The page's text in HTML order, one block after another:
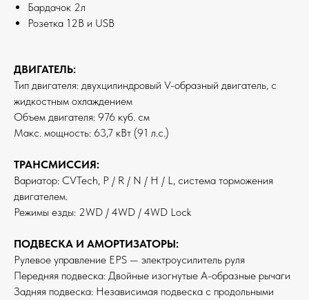
Бардачок 2л
Розетка 12В и USB
ДВИГАТЕЛЬ:
Тип двигателя: двухцилиндровый V-образный двигатель, с
жидкостным охлаждением
Объем двигателя: 976 куб. см
Макс. мощность: 63,7 кВт (91 л.с.)
ТРАНСМИССИЯ:
Вариатор: CVTech, P / R / N / H / L, система торможения
двигателем.
Режимы езды: 2WD / 4WD / 4WD Lock
ПОДВЕСКА И АМОРТИЗАТОРЫ:
Рулевое управление EPS — электроусилитель руля
Передняя подвеска: Двойные изогнутые А-образные рычаги
Задняя подвеска: Независимая подвеска с продольными